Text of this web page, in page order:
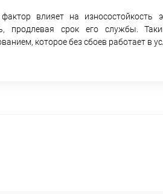
влияет на износостойкость
продлевая срок его службы.
которое без сбоев работает в